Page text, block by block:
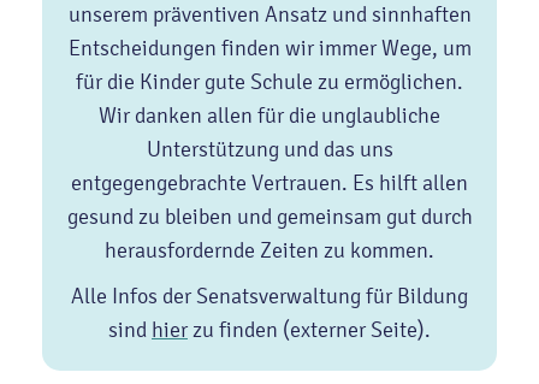
unserem präventiven Ansatz und sinnhaften
Entscheidungen finden wir immer Wege, um
für die Kinder gute Schule zu ermöglichen.
Wir danken allen für die unglaubliche
Unterstützung und das uns
entgegengebrachte Vertrauen. Es hilft allen
gesund zu bleiben und gemeinsam gut durch
herausfordernde Zeiten zu kommen.
Alle Infos der Senatsverwaltung für Bildung
sind hierzu finden (externer Seite).